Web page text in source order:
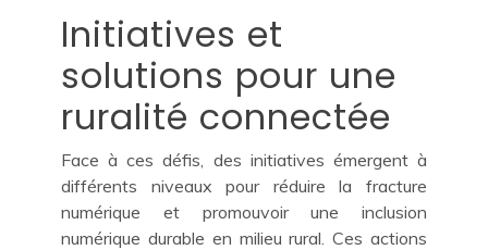
Initiatives et
solutions pour une
ruralité connectée
Face à ces défis, des initiatives émergent à
différents niveaux pour réduire la fracture
numérique et promouvoir une inclusion
numérique durable en milieu rural. Ces actions